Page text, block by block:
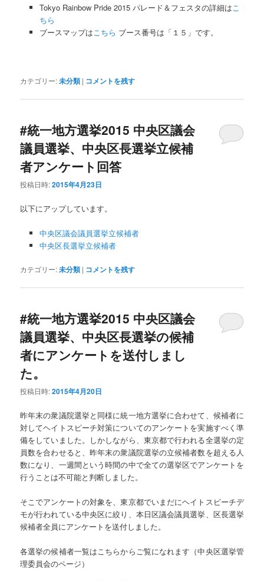
Tokyo Rainbow Pride 2015 パレード＆フェスタの詳細はこ
ちら
ブースマップはこちら ブース番号は「１５」です。
カテゴリー:未分類 | コメントを残す
#統一地方選挙2015 中央区議会
議員選挙、中央区長選挙立候補
者アンケート回答
投稿日時:2015年4月23日
以下にアップしています。
中央区議会議員選挙立候補者
中央区長選挙立候補者
カテゴリー:未分類 | コメントを残す
#統一地方選挙2015 中央区議会
議員選挙、中央区長選挙の候補
者にアンケートを送付しまし
た。
投稿日時:2015年4月20日
昨年末の衆議院選挙と同様に統一地方選挙に合わせて、候補者に
対してヘイトスピーチ対策についてのアンケートを実施すべく準
備をしていました。しかしながら、東京都で行われる全選挙の定
員数を合わせると、昨年末の衆議院選挙の立候補者数を超える人
数になり、一週間という時間の中で全ての選挙区でアンケートを
行うことは不可能と判断しました。
そこでアンケートの対象を、東京都でいまだにヘイトスピーチデ
モが行われている中央区に絞り、本日区議会議員選挙、区長選挙
候補者全員にアンケートを送付しました。
各選挙の候補者一覧はこちらからご覧になれます（中央区選挙管
理委員会のページ）